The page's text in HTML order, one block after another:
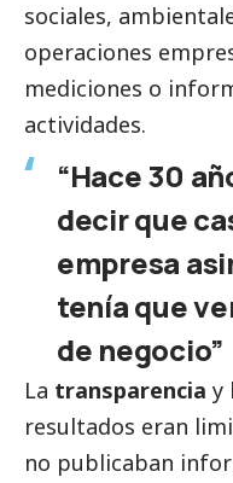
sociales,
operaciones
mediciones o
actividades.
“Hace 30
decir que
empresa
tenía que
de negocio”
La transparencia y
resultados eran
no publicaban